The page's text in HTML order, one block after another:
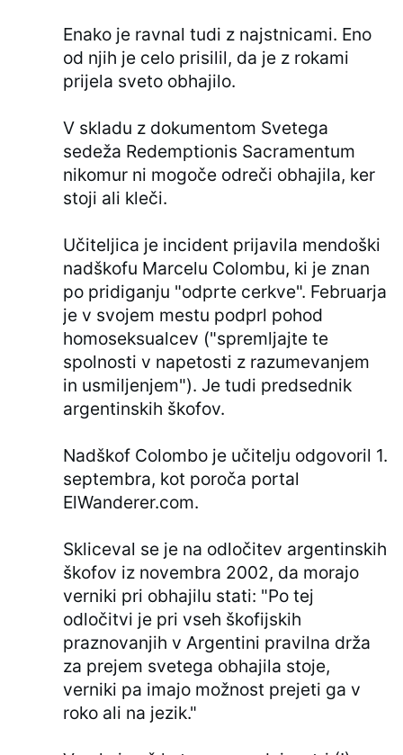
Enako je ravnal tudi z najstnicami. Eno
od njih je celo prisilil, da je z rokami
prijela sveto obhajilo.
V skladu z dokumentom Svetega
sedeža Redemptionis Sacramentum
nikomur ni mogoče odreči obhajila, ker
stoji ali kleči.
Učiteljica je incident prijavila mendoški
nadškofu Marcelu Colombu, ki je znan
po pridiganju "odprte cerkve". Februarja
je v svojem mestu podprl pohod
homoseksualcev ("spremljajte te
spolnosti v napetosti z razumevanjem
in usmiljenjem"). Je tudi predsednik
argentinskih škofov.
Nadškof Colombo je učitelju odgovoril 1.
septembra, kot poroča portal
ElWanderer.com.
Skliceval se je na odločitev argentinskih
škofov iz novembra 2002, da morajo
verniki pri obhajilu stati: "Po tej
odločitvi je pri vseh škofijskih
praznovanjih v Argentini pravilna drža
za prejem svetega obhajila stoje,
verniki pa imajo možnost prejeti ga v
roko ali na jezik."